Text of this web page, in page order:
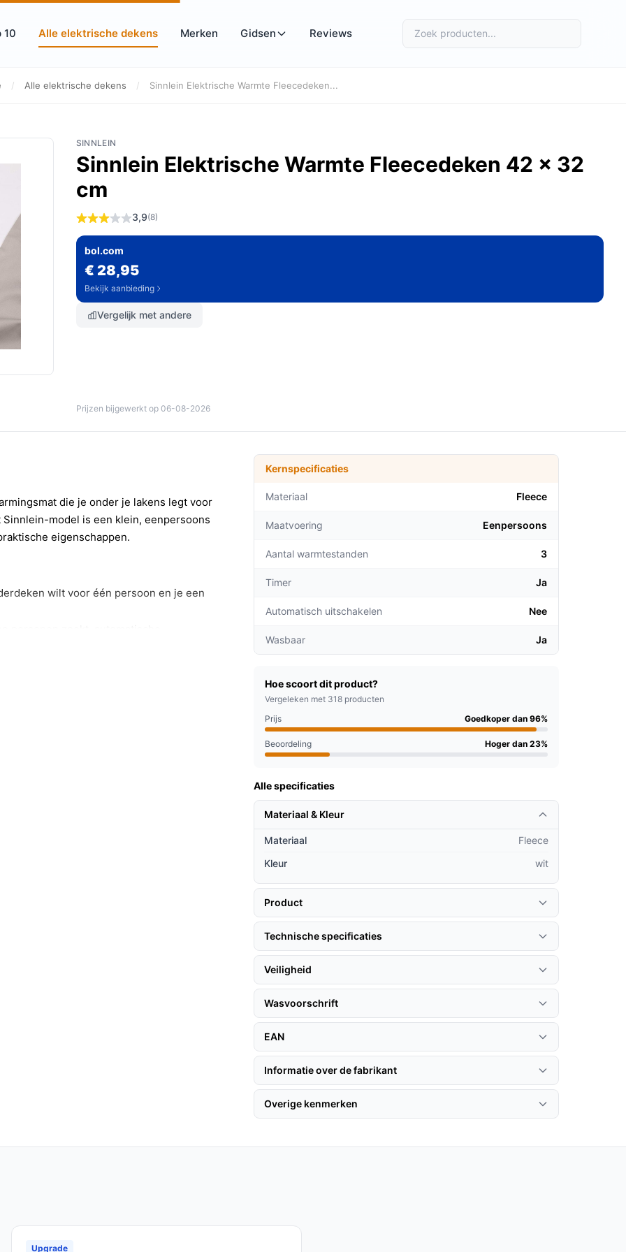
10 Alle elektrische dekens Merken Gidsen Reviews
/ Alle elektrische dekens / Sinnlein Elektrische Warmte Fleecedeken...
SINNLEIN
Sinnlein Elektrische Warmte Fleecedeken 42 x 32
cm
3,9(8)
bol.com
€ 28,95
Bekijk aanbieding
Vergelijk met andere
Prijzen bijgewerkt op 06-08-2026
die je onder je lakens legt voor
model is een klein, eenpersoons
eigenschappen.
wilt voor één persoon en je een
nodig hebt.
allergieën en heb je een anti-allergisch
anti-allergie als 'Nee'.
Kernspecificaties
Materiaal Fleece
Maatvoering Eenpersoons
Aantal warmtestanden 3
Timer Ja
Automatisch uitschakelen Nee
Wasbaar Ja
Hoe scoort dit product?
Vergeleken met 318 producten
Prijs
Goedkoper dan 96%
Beoordeling Hoger dan 23%
Alle specificaties
Materiaal & Kleur
Materiaal
Fleece
Kleur
wit
Product
Technische specificaties
Veiligheid
Wasvoorschrift
EAN
Informatie over de fabrikant
Overige kenmerken
Upgrade